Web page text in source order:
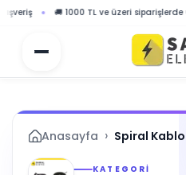
üzeri siparişlerde ücretsiz kargo fırsatı
Anasayfa › Spiral Kablo
KATEGORI